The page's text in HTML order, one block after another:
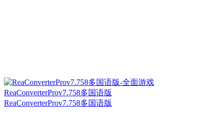
ReaConverterProv7.758多国语版
ReaConverterProv7.758多国语版